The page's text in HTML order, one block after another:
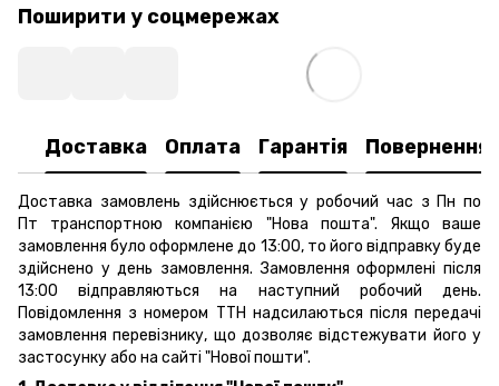
Поширити у соцмережах
Доставка Оплата Гарантія Повернення
Доставка замовлень здійснюється у робочий час з Пн по
Пт транспортною компанією "Нова пошта". Якщо ваше
замовлення було оформлене до 13:00, то його відправку буде
здійснено у день замовлення. Замовлення оформлені після
13:00 відправляються на наступний робочий день.
Повідомлення з номером ТТН надсилаються після передачі
замовлення перевізнику, що дозволяє відстежувати його у
застосунку або на сайті "Нової пошти".